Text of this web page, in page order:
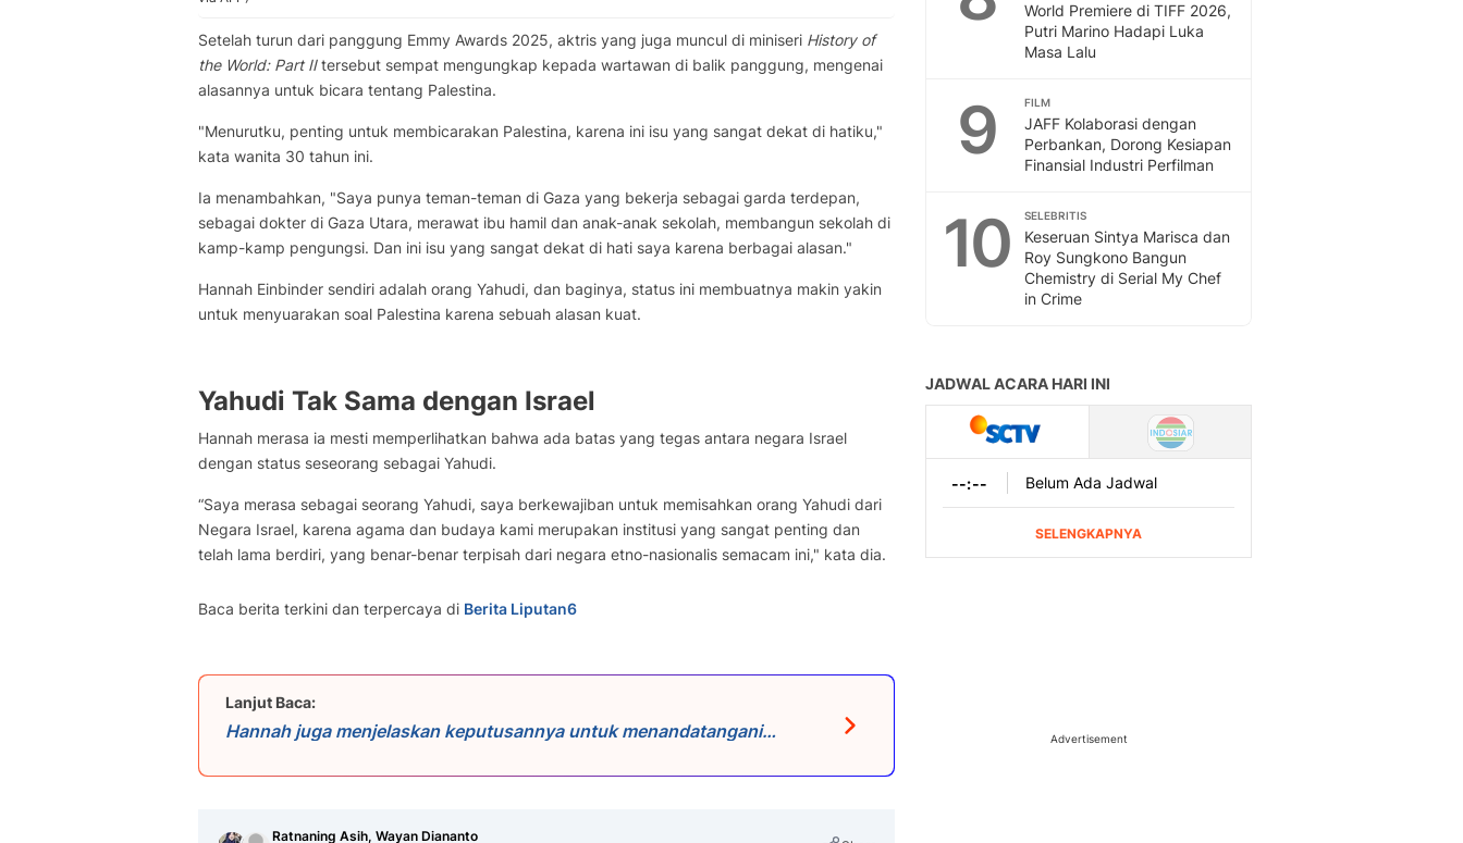
Setelah turun dari panggung Emmy Awards 2025, aktris yang juga muncul di miniseri History of
the World: Part IItersebut sempat mengungkap kepada wartawan di balik panggung, mengenai
alasannya untuk bicara tentang Palestina.
"Menurutku, penting untuk membicarakan Palestina, karena ini isu yang sangat dekat di hatiku,"
kata wanita 30 tahun ini.
Ia menambahkan, "Saya punya teman-teman di Gaza yang bekerja sebagai garda terdepan,
sebagai dokter di Gaza Utara, merawat ibu hamil dan anak-anak sekolah, membangun sekolah di
kamp-kamp pengungsi. Dan ini isu yang sangat dekat di hati saya karena berbagai alasan."
Hannah Einbinder sendiri adalah orang Yahudi, dan baginya, status ini membuatnya makin yakin
untuk menyuarakan soal Palestina karena sebuah alasan kuat.
Yahudi Tak Sama dengan Israel
Hannah merasa ia mesti memperlihatkan bahwa ada batas yang tegas antara negara Israel
dengan status seseorang sebagai Yahudi.
“Saya merasa sebagai seorang Yahudi, saya berkewajiban untuk memisahkan orang Yahudi dari
Negara Israel, karena agama dan budaya kami merupakan institusi yang sangat penting dan
telah lama berdiri, yang benar-benar terpisah dari negara etno-nasionalis semacam ini," kata dia.
Baca berita terkini dan terpercaya di Berita Liputan6
Lanjut Baca:
Hannah juga menjelaskan keputusannya untuk menandatangani
memboikot pihak-pihak yang mendukung genosida Israel. “Dalam hal
tindakan para pekerja film untuk Palestina, bukan untuk memboikot
Ratnaning Asih, Wayan Diananto
World Premiere di TIFF 2026,
Putri Marino Hadapi Luka
Masa Lalu
9 FILM
JAFF Kolaborasi dengan
Perbankan, Dorong Kesiapan
Finansial Industri Perfilman
10 SELEBRITIS
Keseruan Sintya Marisca dan
Roy Sungkono Bangun
Chemistry di Serial My Chef
in Crime
Advertisement